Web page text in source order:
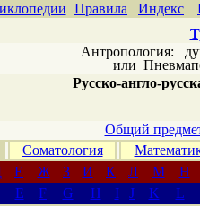
Правила Индекс
Антропология:
или
Русско-англо-
Общий
Соматология
Е Ж З И К Л М
Н
E F G H I J K
L